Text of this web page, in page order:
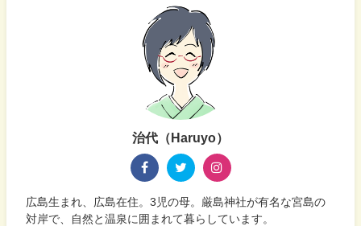
治代（Haruyo）
広島生まれ、広島在住。3児の母。厳島神社が有名な宮島の
対岸で、自然と温泉に囲まれて暮らしています。